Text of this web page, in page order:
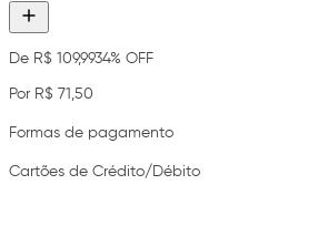
De R$ 109,9934% OFF
Por R$ 71,50
Formas de pagamento
Cartões de Crédito/Débito